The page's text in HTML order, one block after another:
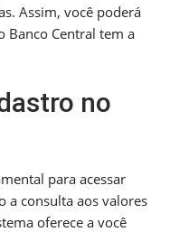
Assim, você poderá
Banco Central tem a
no
para acessar
a consulta aos valores
oferece a você